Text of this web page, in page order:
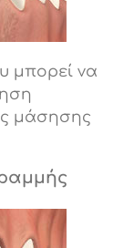
μπορεί να
μάσησης